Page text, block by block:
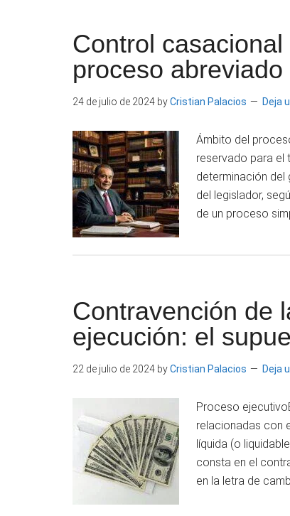
|
Escritor
e
Investigador
en
Derecho
Constitucional
Universidad
Carlos
III
de
Madrid.
Control
proceso abreviado
24 de julio de 2024 byCristian Palacios Deja
Ámbito del
reservado para el
determinación del
del legislador,
de un proceso
Contravención de
ejecución: el
22 de julio de 2024 byCristian Palacios Deja
Proceso
relacionadas con
líquida (o
consta en el
en la letra de